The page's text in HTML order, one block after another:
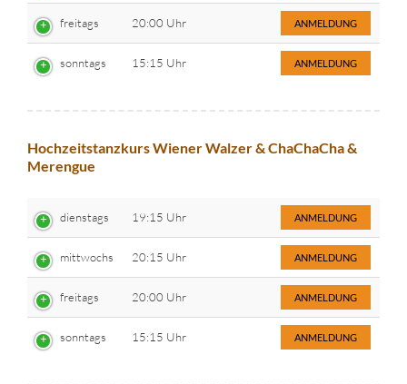
freitags 20:00 Uhr ANMELDUNG
sonntags 15:15 Uhr ANMELDUNG
Hochzeitstanzkurs Wiener Walzer & ChaChaCha &
Merengue
dienstags 19:15 Uhr ANMELDUNG
mittwochs 20:15 Uhr ANMELDUNG
freitags 20:00 Uhr ANMELDUNG
sonntags 15:15 Uhr ANMELDUNG